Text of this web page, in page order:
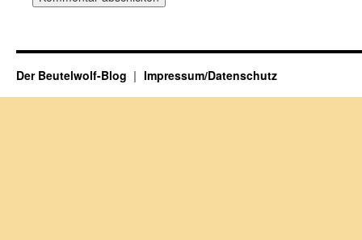
Der Beutelwolf-Blog Impressum/Datenschutz